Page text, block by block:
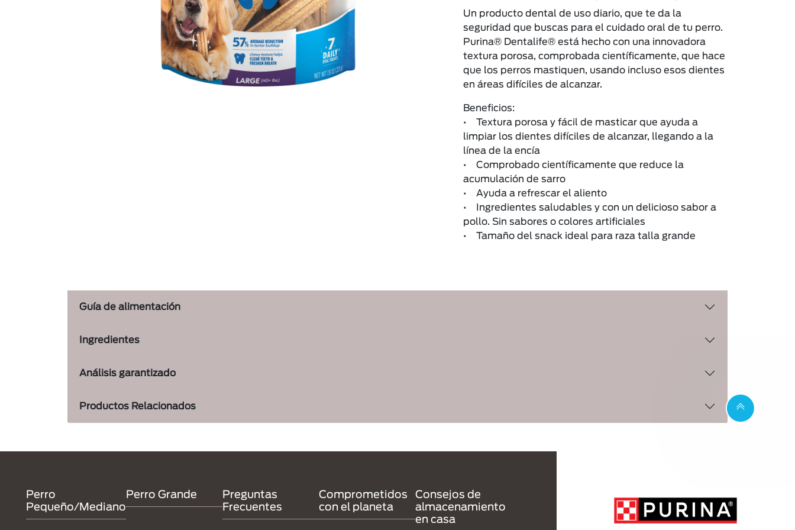
Un producto dental de uso diario, que te da la
seguridad que buscas para el cuidado oral de tu perro.
Purina® Dentalife® está hecho con una innovadora
textura porosa, comprobada científicamente, que hace
que los perros mastiquen, usando incluso esos dientes
en áreas difíciles de alcanzar.
Beneficios:
• Textura porosa y fácil de masticar que ayuda a
limpiar los dientes difíciles de alcanzar, llegando a la
línea de la encía
• Comprobado científicamente que reduce la
acumulación de sarro
• Ayuda a refrescar el aliento
• Ingredientes saludables y con un delicioso sabor a
pollo. Sin sabores o colores artificiales
• Tamaño del snack ideal para raza talla grande
Guía de alimentación
Ingredientes
Análisis garantizado
Productos Relacionados
Perro
Pequeño/Mediano
Perro Grande
Preguntas
Frecuentes
Comprometidos
con el planeta
Consejos de
almacenamiento
en casa